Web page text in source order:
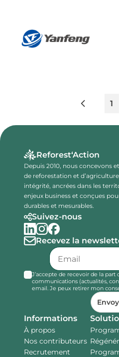
1
Reforest‘Action
Depuis 2010, nous concevons
de reforestation et
intégrité, ancrées dans les
enjeux business et conçues
durables et mesurables.
Suivez-nous
Recevez la
J’accepte de recevoir de la part
communications (actualités,
email. Je peux retirer mon
Informations
À propos
Nos contributeurs
Recrutement